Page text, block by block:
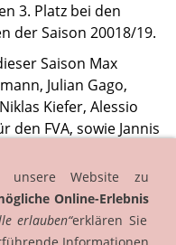
3. Platz bei den
der Saison 20018/19.
Saison Max
Julian Gago,
Kiefer, Alessio
den FVA, sowie Jannis
unsere Website zu
Online-Erlebnis
erlauben“erklären Sie